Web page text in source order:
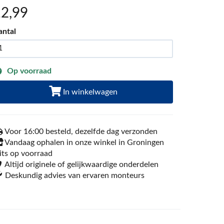
,99
Op voorraad
In winkelwagen
Voor 16:00 besteld, dezelfde dag verzonden
Vandaag ophalen in onze winkel in Groningen
op voorraad
Altijd originele of gelijkwaardige onderdelen
Deskundig advies van ervaren monteurs